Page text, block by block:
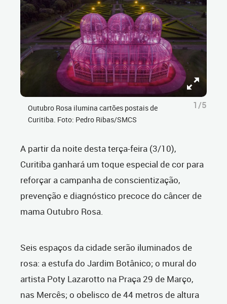
Outubro Rosa ilumina cartões postais de
Curitiba. Foto: Pedro Ribas/SMCS
1/5
A partir da noite desta terça-feira (3/10),
Curitiba ganhará um toque especial de cor para
reforçar a campanha de conscientização,
prevenção e diagnóstico precoce do câncer de
mama Outubro Rosa.
Seis espaços da cidade serão iluminados de
rosa: a estufa do Jardim Botânico; o mural do
artista Poty Lazarotto na Praça 29 de Março,
nas Mercês; o obelisco de 44 metros de altura